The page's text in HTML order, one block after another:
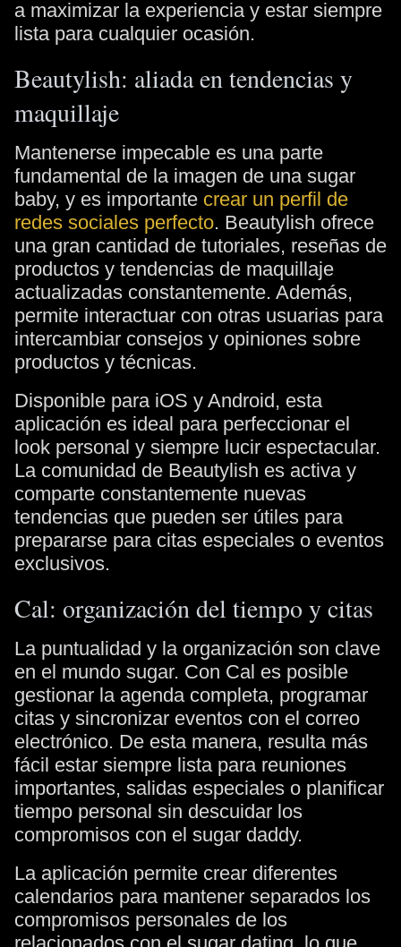
a maximizar la experiencia y estar siempre
lista para cualquier ocasión.
Beautylish: aliada en tendencias y
maquillaje
Mantenerse impecable es una parte
fundamental de la imagen de una sugar
baby, y es importante crear un perfil de
redes sociales perfecto. Beautylish ofrece
una gran cantidad de tutoriales, reseñas de
productos y tendencias de maquillaje
actualizadas constantemente. Además,
permite interactuar con otras usuarias para
intercambiar consejos y opiniones sobre
productos y técnicas.
Disponible para iOS y Android, esta
aplicación es ideal para perfeccionar el
look personal y siempre lucir espectacular.
La comunidad de Beautylish es activa y
comparte constantemente nuevas
tendencias que pueden ser útiles para
prepararse para citas especiales o eventos
exclusivos.
Cal: organización del tiempo y citas
La puntualidad y la organización son clave
en el mundo sugar. Con Cal es posible
gestionar la agenda completa, programar
citas y sincronizar eventos con el correo
electrónico. De esta manera, resulta más
fácil estar siempre lista para reuniones
importantes, salidas especiales o planificar
tiempo personal sin descuidar los
compromisos con el sugar daddy.
La aplicación permite crear diferentes
calendarios para mantener separados los
compromisos personales de los